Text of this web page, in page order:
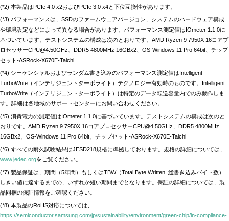
(*2) 本製品はPCIe 4.0 x2およびPCIe 3.0 x4と下位互換性があります。
(*3) パフォーマンスは、SSDのファームウェアバージョン、システムのハードウェア構成
や環境設定などによって異なる場合があります。パフォーマンス測定値はIOmeter 1.1.0に
基づいています。テストシステムの構成は次のとおりです。AMD Ryzen 9 7950X 16コアプ
ロセッサーCPU@4.50GHz、DDR5 4800MHz 16GBx2、OS-Windows 11 Pro 64bit、チップ
セット-ASRock-X670E-Taichi
(*4) シーケンシャルおよびランダム書き込みのパフォーマンス測定値はIntelligent
TurboWrite（インテリジェントターボライト）テクノロジー有効時のものです。Intelligent
TurboWrite（インテリジェントターボライト）は特定のデータ転送容量内でのみ動作しま
す。詳細は各地域のサポートセンターにお問い合わせください。
(*5) 消費電力の測定値はIOmeter 1.1.0に基づいています。テストシステムの構成は次のと
おりです。AMD Ryzen 9 7950X 16コアプロセッサーCPU@4.50GHz、DDR5 4800MHz
16GBx2、OS-Windows 11 Pro 64bit、チップセット-ASRock-X670E-Taichi
(*6) すべての耐久試験結果はJESD218規格に準拠しております。規格の詳細については、
www.jedec.orgをご覧ください。
(*7) 製品保証は、期間（5年間）もしくはTBW（Total Byte Written=総書き込みバイト数）
しきい値に達するまでの、いずれか短い期間までとなります。保証の詳細については、製
品同梱の保証情報をご確認ください。
(*8) 本製品のRoHS対応については、
https://semiconductor.samsung.com/jp/sustainability/environment/green-chip/in-compliance-